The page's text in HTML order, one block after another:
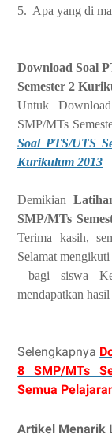
5. Apa yang di
Download Soal
Semester 2
Untuk
SMP/MTs
Soal PTS/UTS
Kurikulum 2013
Demikian
SMP/MTs
Terima kasih,
Selamat
bagi siswa
mendapatkan
Selengkapnya
8 SMP/MTs
Semua
Artikel Menarik